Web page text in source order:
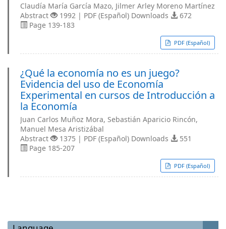
Claudía María García Mazo, Jilmer Arley Moreno Martínez
Abstract
1992 | PDF (Español) Downloads
672
Page 139-183
PDF (Español)
¿Qué la economía no es un juego?
Evidencia del uso de Economía
Experimental en cursos de Introducción a
la Economía
Juan Carlos Muñoz Mora, Sebastián Aparicio Rincón,
Manuel Mesa Aristizábal
Abstract
1375 | PDF (Español) Downloads
551
Page 185-207
PDF (Español)